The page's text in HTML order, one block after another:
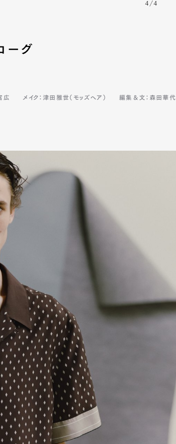
4/4
ーグ
広 メイク：津田雅世（モッズヘア） 編集＆文：森田華代